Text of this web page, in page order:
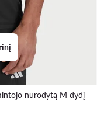
nurodytą M dydį